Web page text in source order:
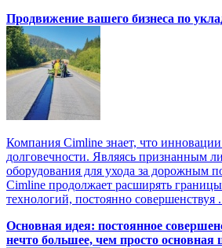
Продвижение вашего бизнеса по
Компания Cimline знает, что
долговечности. Являясь признанным
оборудования для ухода за дорожным
Cimline продолжает расширять
технологий, постоянно совершенствуя
Основная идея: постоянное
нечто большее, чем просто основная